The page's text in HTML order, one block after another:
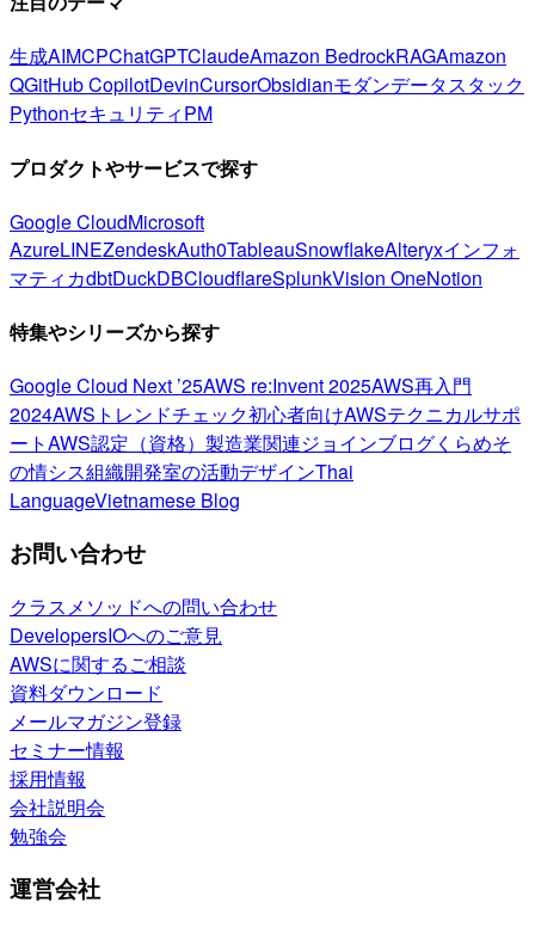
生成AIMCPChatGPTClaudeAmazon BedrockRAGAmazon
QGitHub CopilotDevinCursorObsidianモダンデータスタック
PythonセキュリティPM
プロダクトやサービスで探す
Google CloudMicrosoft
AzureLINEZendeskAuth0TableauSnowflakeAlteryxインフォ
マティカdbtDuckDBCloudflareSplunkVision OneNotion
特集やシリーズから探す
Google Cloud Next ’25AWS re:Invent 2025AWS再入門
2024AWSトレンドチェック初心者向けAWSテクニカルサポ
ートAWS認定（資格） 製造業関連ジョインブログくらめそ
の情シス組織開発室の活動デザインThai
LanguageVietnamese Blog
お問い合わせ
クラスメソッドへの問い合わせ
DevelopersIOへのご意見
AWSに関するご相談
資料ダウンロード
メールマガジン登録
セミナー情報
採用情報
会社説明会
勉強会
運営会社